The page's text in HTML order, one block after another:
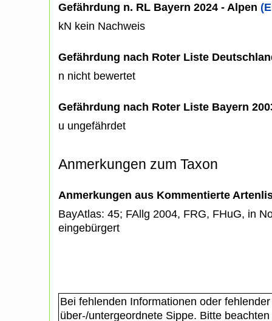
Gefährdung n. RL Bayern 2024 - Alpen
kN kein Nachweis
Gefährdung nach Roter Liste
n nicht bewertet
Gefährdung nach Roter Liste Bayern
u ungefährdet
Anmerkungen zum Taxon
Anmerkungen aus Kommentierte
BayAtlas: 45; FAllg 2004, FRG, FHuG, in
eingebürgert
Bei fehlenden Informationen oder
über-/untergeordnete Sippe. Bitte